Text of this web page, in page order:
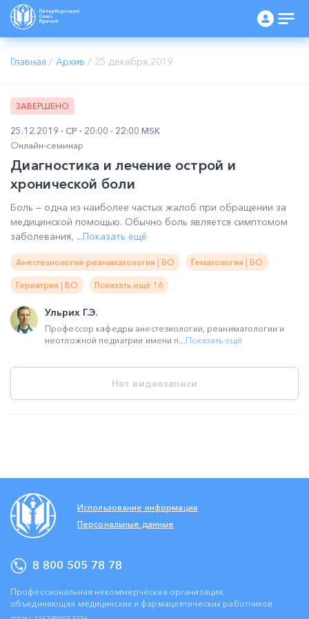
Главная / Архив / 25 декабря 2019
ЗАВЕРШЕНО
25.12.2019 СР
20:00 - 22:00 MSK
Онлайн-семинар
Диагностика и лечение острой и
хронической боли
Боль — одна из наиболее частых жалоб при обращении за
медицинской помощью. Обычно боль является симптомом
заболевания, ...Показать ещё
Анестезиология-реаниматология | ВО Гематология | ВО
Гериатрия | ВО Показать ещё 16
Ульрих Г.Э.
Профессор кафедры анестезиологии, реаниматологии и
неотложной педиатрии имени п...Показать ещё
Нет видеозаписи
Использование информации
Персональные данные
8 800 505 78 78
Профессиональная некоммерческая организация,
объединяющая медицинских и фармацевтических работников